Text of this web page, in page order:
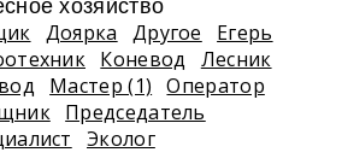
хозяйство
Доярка Другое
Егерь
Коневод
Лесник
Мастер (1)
Оператор
Председатель
Эколог